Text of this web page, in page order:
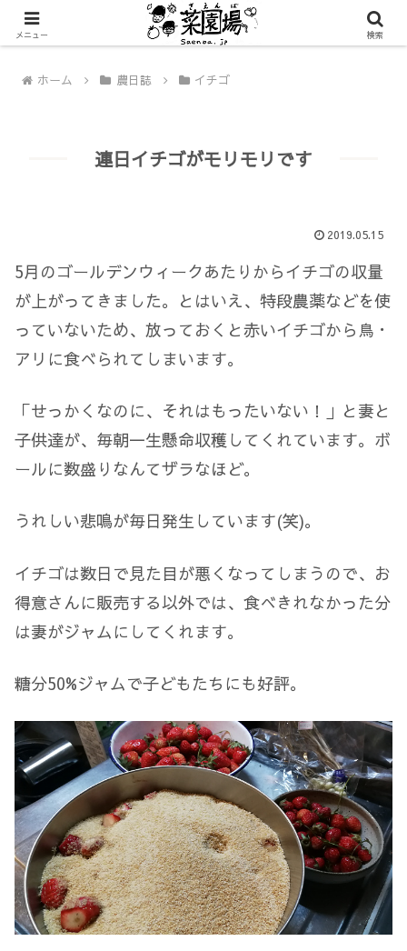
ホーム 農日誌 イチゴ
連日イチゴがモリモリです
2019.05.15
5月のゴールデンウィークあたりからイチゴの収量
が上がってきました。とはいえ、特段農薬などを使
っていないため、放っておくと赤いイチゴから鳥・
アリに食べられてしまいます。
「せっかくなのに、それはもったいない！」と妻と
子供達が、毎朝一生懸命収穫してくれています。ボ
ールに数盛りなんてザラなほど。
うれしい悲鳴が毎日発生しています(笑)。
イチゴは数日で見た目が悪くなってしまうので、お
得意さんに販売する以外では、食べきれなかった分
は妻がジャムにしてくれます。
糖分50%ジャムで子どもたちにも好評。
メニュー 検索